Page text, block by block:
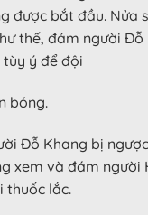
được bắt đầu. Nửa
thế, đám người
ý để đội
bóng.
Đỗ Khang bị
xem và đám người
thuốc lắc.